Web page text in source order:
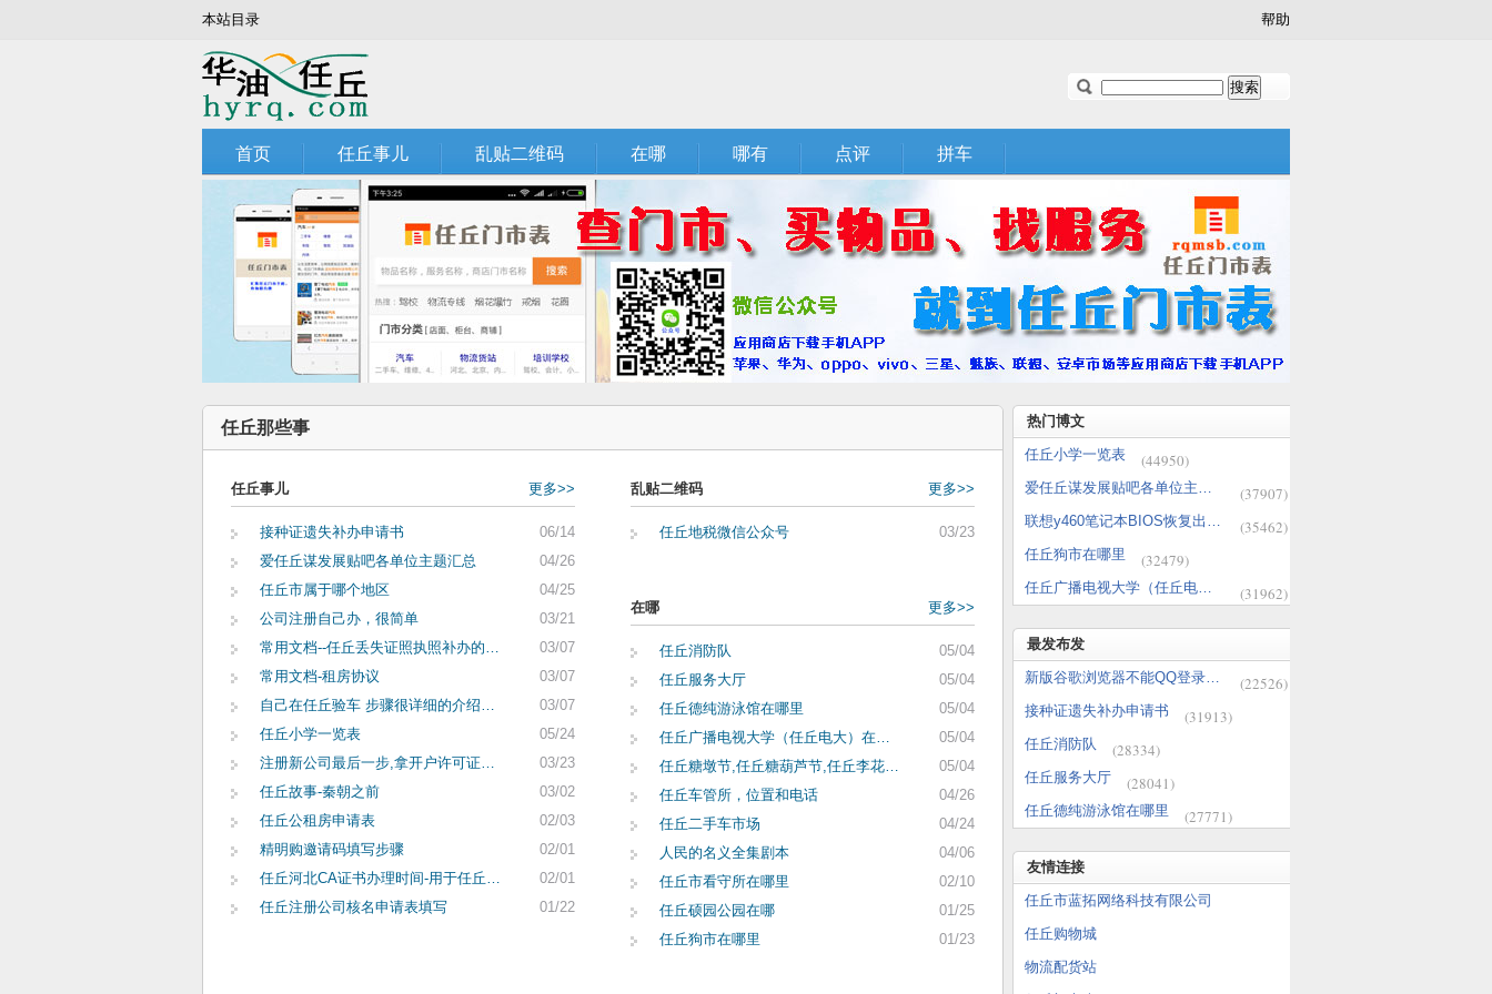
本站目录 帮助
首页 任丘事儿 乱贴二维码 在哪 哪有 点评 拼车
任丘那些事
任丘事儿 更多>>
接种证遗失补办申请书
06/14
爱任丘谋发展贴吧各单位主题汇总
04/26
任丘市属于哪个地区
04/25
公司注册自己办，很简单
03/21
常用文档--任丘丢失证照执照补办的声明和申请
03/07
常用文档-租房协议
03/07
自己在任丘验车 步骤很详细的介绍轻轻松松搞定
03/07
任丘小学一览表
05/24
注册新公司最后一步,拿开户许可证去地税国税
03/23
任丘故事-秦朝之前
03/02
任丘公租房申请表
02/03
精明购邀请码填写步骤
02/01
任丘河北CA证书办理时间-用于任丘地税任丘国税
02/01
任丘注册公司核名申请表填写
01/22
乱贴二维码 更多>>
任丘地税微信公众号 03/23
在哪 更多>>
任丘消防队
05/04
任丘服务大厅
05/04
任丘德纯游泳馆在哪里
05/04
任丘广播电视大学（任丘电大）在哪里
05/04
任丘糖墩节,任丘糖葫芦节,任丘李花糖顿会地图位置
05/04
任丘车管所，位置和电话
04/26
任丘二手车市场
04/24
人民的名义全集剧本
04/06
任丘市看守所在哪里
02/10
任丘硕园公园在哪
01/25
任丘狗市在哪里
01/23
热门博文
任丘小学一览表
(44950)
爱任丘谋发展贴吧各单位主题汇总 (37907)
联想y460笔记本BIOS恢复出厂设置，cmos电池放电方法 (35462)
任丘狗市在哪里 (32479)
任丘广播电视大学（任丘电大）在哪里 (31962)
最发布发
新版谷歌浏览器不能QQ登录问题解决办法
(22526)
接种证遗失补办申请书 (31913)
任丘消防队 (28334)
任丘服务大厅 (28041)
任丘德纯游泳馆在哪里 (27771)
友情连接
任丘市蓝拓网络科技有限公司
任丘购物城
物流配货站